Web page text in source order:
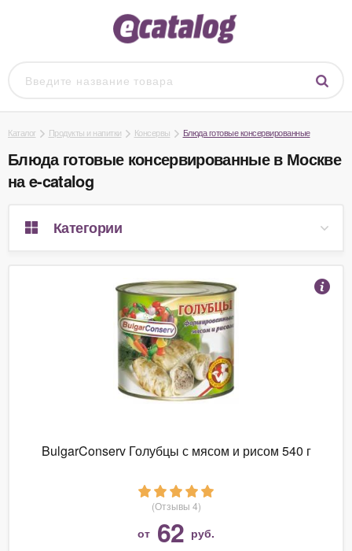
Каталог Продукты и напитки Консервы Блюда готовые консервированные
Блюда готовые консервированные в Москве
на e-catalog
Категории
BulgarConserv Голубцы с мясом и рисом 540 г
(Отзывы 4)
от 62 руб.